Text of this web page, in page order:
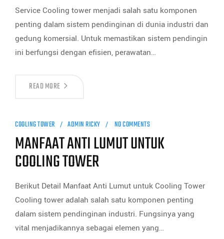
Service Cooling tower menjadi salah satu komponen
penting dalam sistem pendinginan di dunia industri dan
gedung komersial. Untuk memastikan sistem pendingin
ini berfungsi dengan efisien, perawatan…
READ MORE
COOLING TOWER ADMIN RICKY NO COMMENTS
MANFAAT ANTI LUMUT UNTUK
COOLING TOWER
Berikut Detail Manfaat Anti Lumut untuk Cooling Tower
Cooling tower adalah salah satu komponen penting
dalam sistem pendinginan industri. Fungsinya yang
vital menjadikannya sebagai elemen yang…